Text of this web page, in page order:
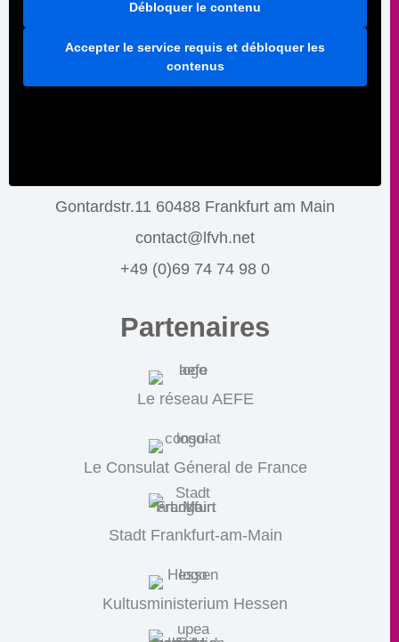
Débloquer le contenu
Accepter le service requis et débloquer les
contenus
Gontardstr.11 60488 Frankfurt am Main
contact@lfvh.net
+49 (0)69 74 74 98 0
Partenaires
Le réseau AEFE
Le Consulat Géneral de France
Stadt Frankfurt-am-Main
Kultusministerium Hessen